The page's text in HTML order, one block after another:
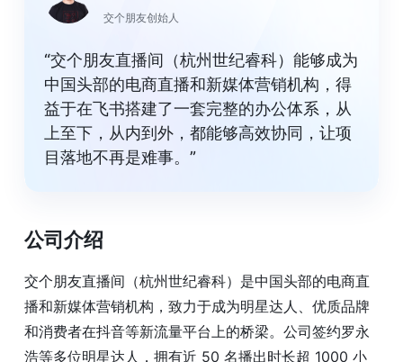
交个朋友创始人
“交个朋友直播间（杭州世纪睿科）能够成为
中国头部的电商直播和新媒体营销机构，得
益于在飞书搭建了一套完整的办公体系，从
上至下，从内到外，都能够高效协同，让项
目落地不再是难事。”
公司介绍
交个朋友直播间（杭州世纪睿科）是中国头部的电商直
播和新媒体营销机构，致力于成为明星达人、优质品牌
和消费者在抖音等新流量平台上的桥梁。公司签约罗永
浩等多位明星达人，拥有近 50 名播出时长超 1000 小